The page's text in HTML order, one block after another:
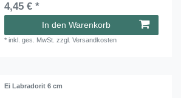
4,45 € *
In den Warenkorb
*inkl. ges. MwSt. zzgl.Versandkosten
Ei Labradorit 6 cm